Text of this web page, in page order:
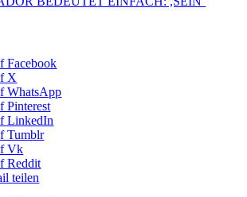
Facebook
X
WhatsApp
Pinterest
LinkedIn
Tumblr
Vk
Reddit
teilen